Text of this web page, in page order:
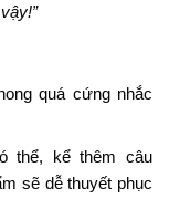
quá cứng nhắc
thể, kể thêm câu
sẽ dễ thuyết phục